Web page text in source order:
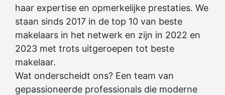
haar expertise en opmerkelijke prestaties. We
staan sinds 2017 in de top 10 van beste
makelaars in het netwerk en zijn in 2022 en
2023 met trots uitgeroepen tot beste
makelaar.
Wat onderscheidt ons? Een team van
gepassioneerde professionals die moderne